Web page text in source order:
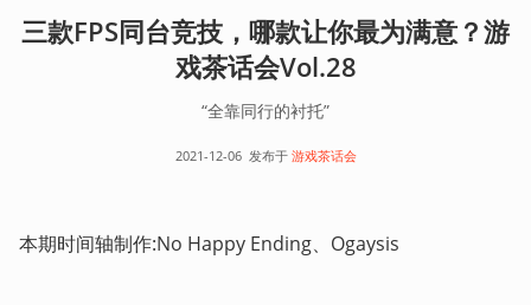
三款FPS同台竞技，哪款让你最为满意？游
戏茶话会Vol.28
“全靠同行的衬托”
2021-12-06 发布于 游戏茶话会
本期时间轴制作:No Happy Ending、Ogaysis